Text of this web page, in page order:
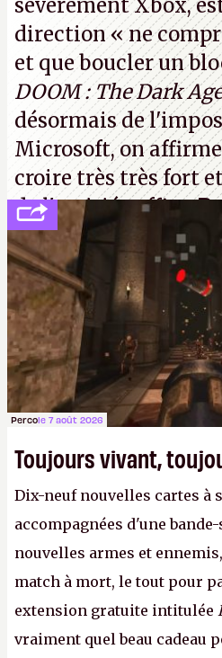
sévèrement Xbox,
direction« ne
et que boucler un
DOOM : The Dark
désormais de
Microsoft, on
croire très très fort
de l'amitié suffira.P.
Percole 7 août 2026
Toujours vivant,
Dix-neuf nouvelles cartes à
accompagnées d'une
nouvelles armes et
match à mort, le tout pour
extension gratuite intitulée
vraiment quel beau cadeau